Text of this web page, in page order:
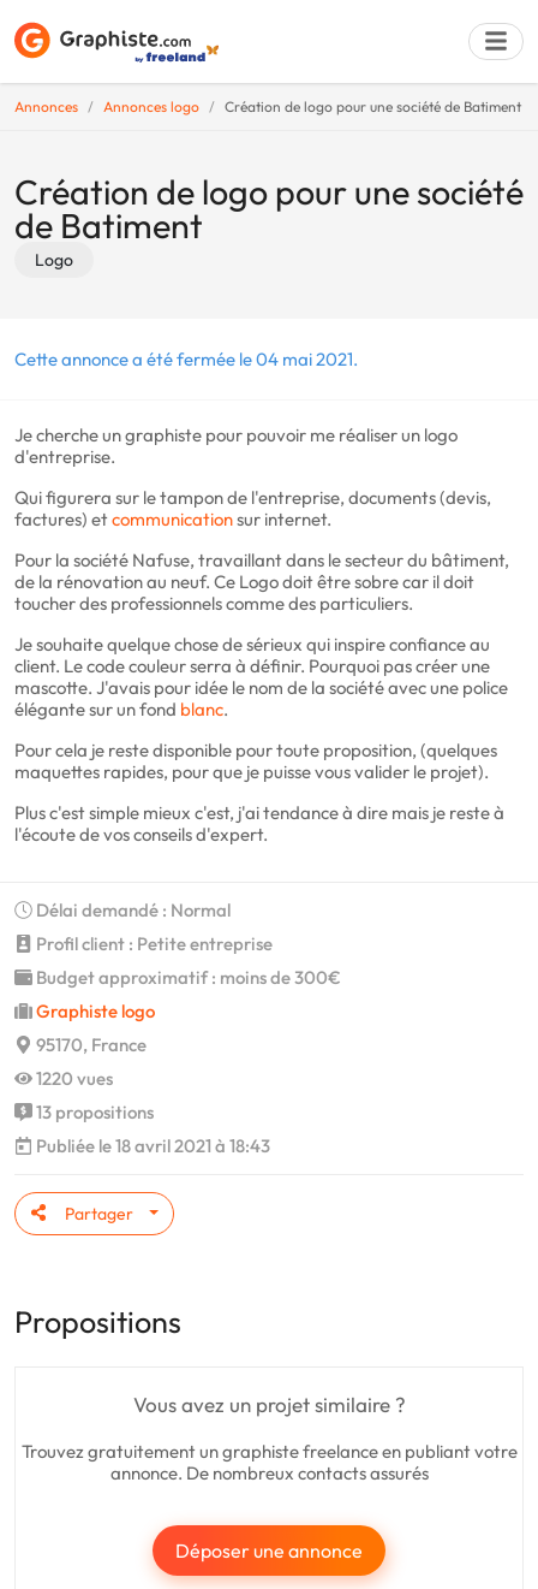
Annonces Annonces logo Création de logo pour une société de Batiment
Création de logo pour une société
de Batiment
Logo
Cette annonce a été fermée le 04 mai 2021.
Je cherche un graphiste pour pouvoir me réaliser un logo
d'entreprise.
Qui figurera sur le tampon de l'entreprise, documents (devis,
factures) etcommunicationsur internet.
Pour la société Nafuse, travaillant dans le secteur du bâtiment,
de la rénovation au neuf. Ce Logo doit être sobre car il doit
toucher des professionnels comme des particuliers.
Je souhaite quelque chose de sérieux qui inspire confiance au
client. Le code couleur serra à définir. Pourquoi pas créer une
mascotte. J'avais pour idée le nom de la société avec une police
élégante sur un fond blanc.
Pour cela je reste disponible pour toute proposition, (quelques
maquettes rapides, pour que je puisse vous valider le projet).
Plus c'est simple mieux c'est, j'ai tendance à dire mais je reste à
l'écoute de vos conseils d'expert.
Délai demandé : Normal
Profil client : Petite entreprise
Budget approximatif : moins de 300€
Graphiste logo
95170, France
1220 vues
13 propositions
Publiée le 18 avril 2021 à 18:43
Partager
Propositions
Vous avez un projet similaire ?
Trouvez gratuitement un graphiste freelance en publiant votre
annonce. De nombreux contacts assurés
Déposer une annonce